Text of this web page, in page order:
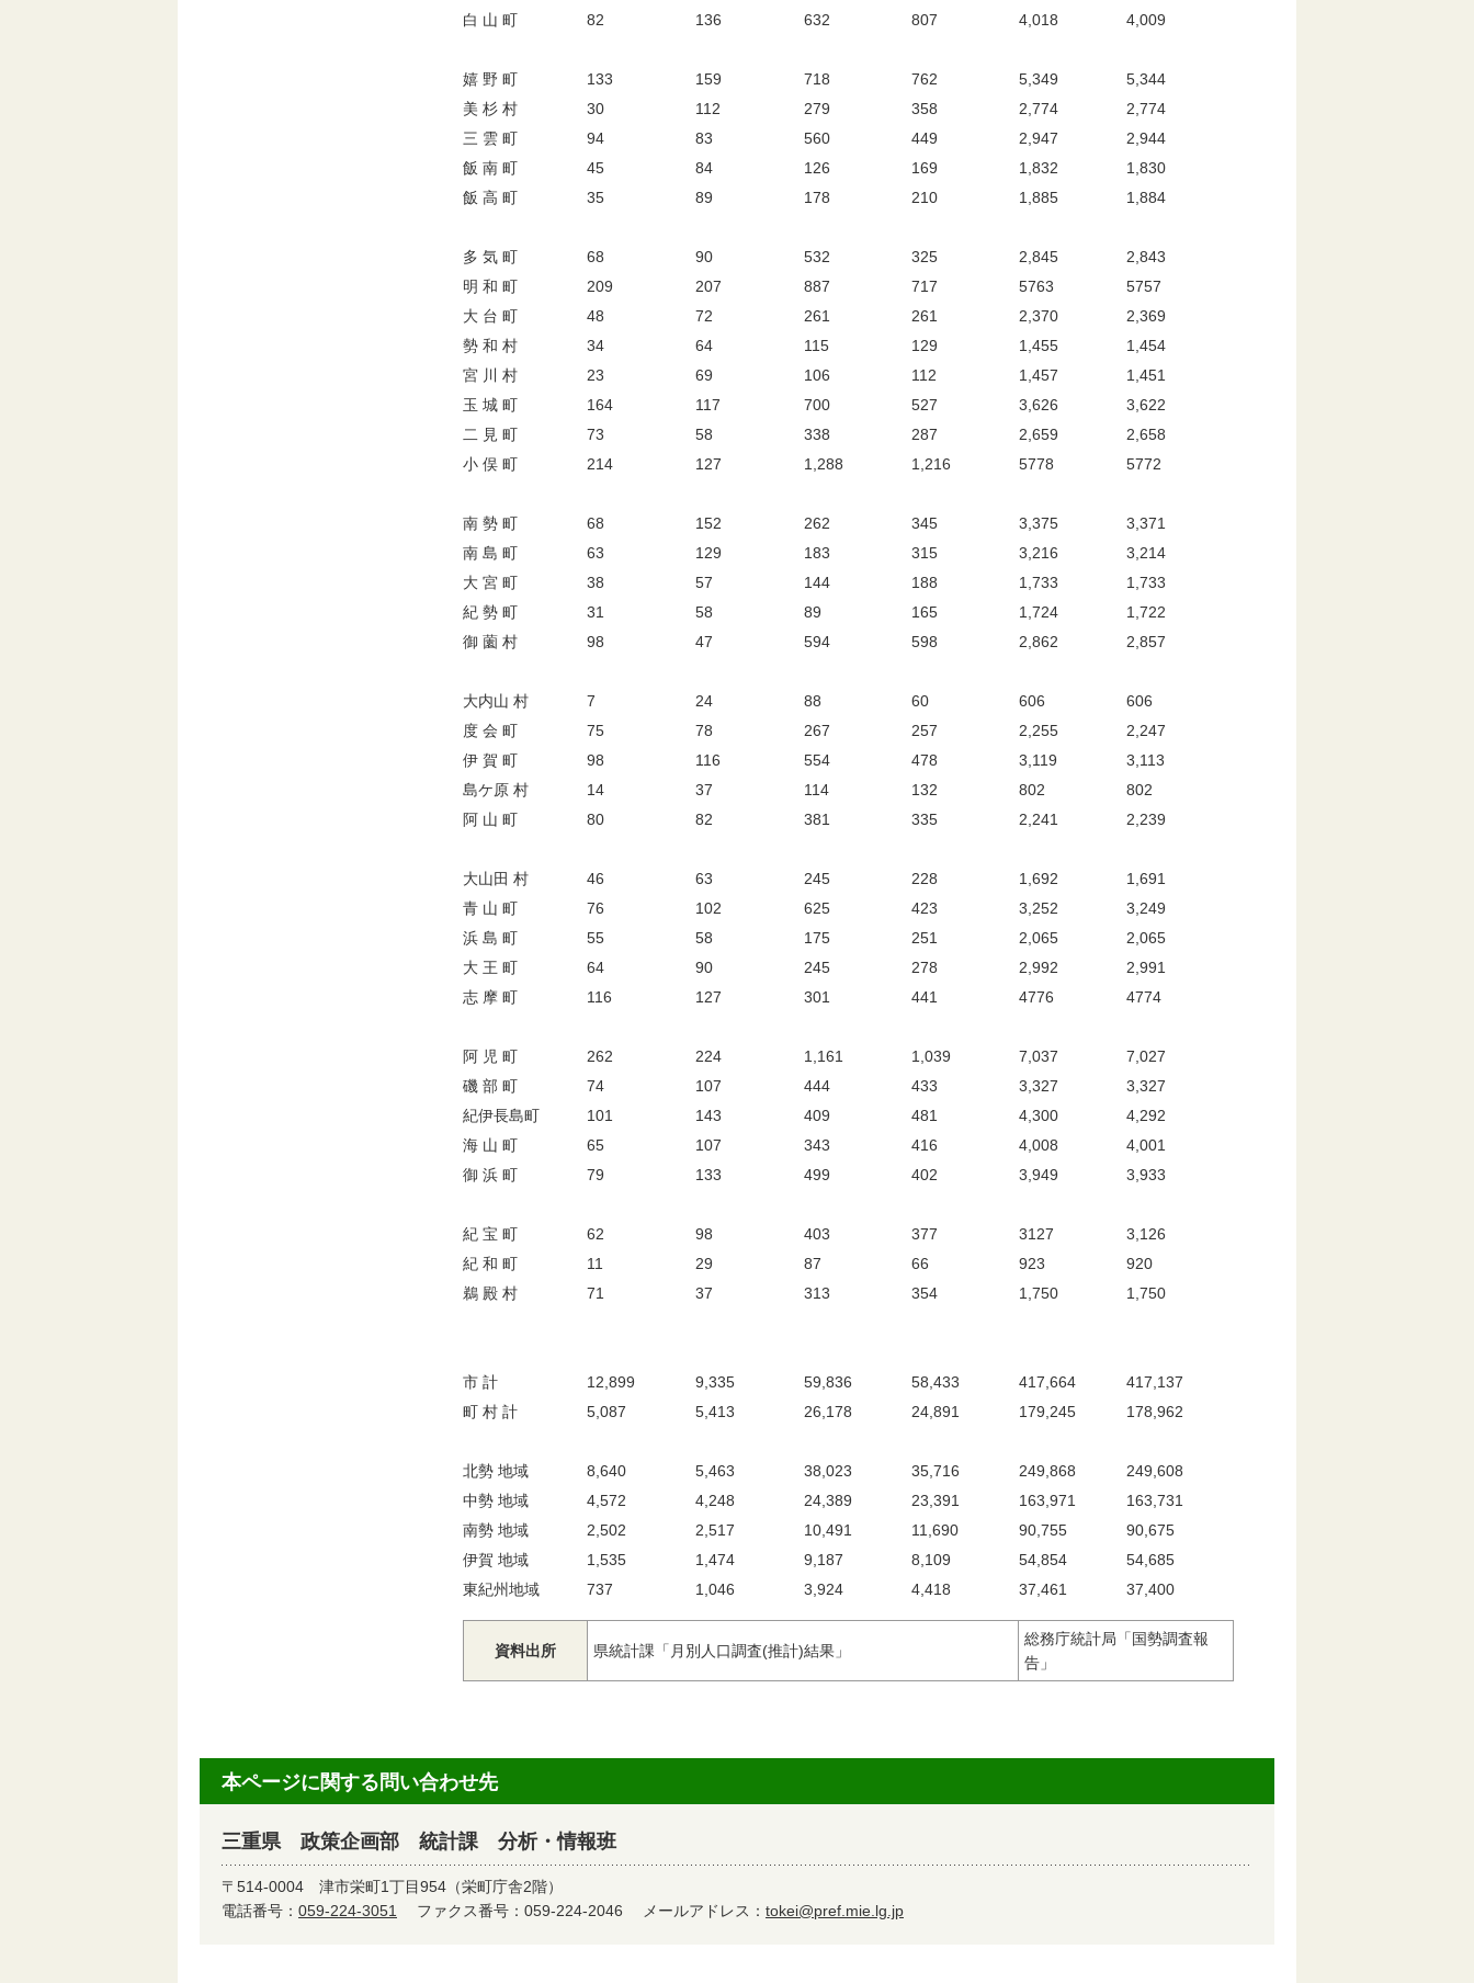
白 山 町
82 136 632 807 4,018 4,009
嬉 野 町 133 159 718 762 5,349
5,344
美 杉 村
30 112 279 358 2,774
2,774
三 雲 町
94 83 560 449 2,947
2,944
飯 南 町
45 84 126 169 1,832
1,830
飯 高 町
35 89 178 210 1,885 1,884
多 気 町 68 90 532 325 2,845
2,843
明 和 町
209 207 887 717 5763
5757
大 台 町
48 72 261 261 2,370
2,369
勢 和 村
34 64 115 129 1,455
1,454
宮 川 村
23 69 106 112 1,457
1,451
玉 城 町
164 117 700 527 3,626
3,622
二 見 町
73 58 338 287 2,659
2,658
小 俣 町
214 127 1,288 1,216 5778 5772
南 勢 町 68 152 262 345 3,375
3,371
南 島 町
63 129 183 315 3,216
3,214
大 宮 町
38 57 144 188 1,733
1,733
紀 勢 町
31 58 89 165 1,724
1,722
御 薗 村
98 47 594 598 2,862 2,857
大内山 村 7 24 88 60 606
606
度 会 町
75 78 267 257 2,255
2,247
伊 賀 町
98 116 554 478 3,119
3,113
島ケ原 村
14 37 114 132 802
802
阿 山 町
80 82 381 335 2,241 2,239
大山田 村 46 63 245 228 1,692
1,691
青 山 町
76 102 625 423 3,252
3,249
浜 島 町
55 58 175 251 2,065
2,065
大 王 町
64 90 245 278 2,992
2,991
志 摩 町
116 127 301 441 4776 4774
阿 児 町 262 224 1,161 1,039 7,037
7,027
磯 部 町
74 107 444 433 3,327
3,327
紀伊長島町
101 143 409 481 4,300
4,292
海 山 町
65 107 343 416 4,008
4,001
御 浜 町
79 133 499 402 3,949 3,933
紀 宝 町 62 98 403 377 3127
3,126
紀 和 町
11 29 87 66 923
920
鵜 殿 村
71 37 313 354 1,750 1,750
市 計 12,899 9,335 59,836 58,433 417,664
417,137
町 村 計
5,087 5,413 26,178 24,891 179,245 178,962
北勢 地域 8,640 5,463 38,023 35,716 249,868
249,608
中勢 地域
4,572 4,248 24,389 23,391 163,971
163,731
南勢 地域
2,502 2,517 10,491 11,690 90,755
90,675
伊賀 地域
1,535 1,474 9,187 8,109 54,854
54,685
東紀州地域
737 1,046 3,924 4,418 37,461 37,400
資料出所 県統計課「月別人口調査(推計)結果」
総務庁統計局「国勢調査報
告」
本ページに関する問い合わせ先
三重県 政策企画部 統計課 分析・情報班
〒514-0004 津市栄町1丁目954（栄町庁舎2階）
電話番号： 059-224-3051 ファクス番号：059-224-2046 メールアドレス： tokei@pref.mie.lg.jp